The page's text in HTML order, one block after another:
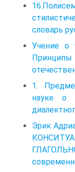
словарь
Учение о
Принципы
1.
науке о
Эрик